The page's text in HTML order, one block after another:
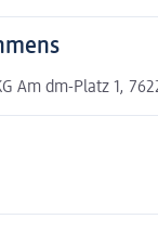
Am dm-Platz 1,